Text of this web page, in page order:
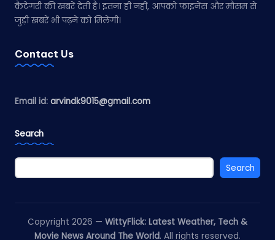
कैटेगरी की खबरें देती है। इतना ही नहीं, आपको फाइनेंस और मौसम से
जुड़ी खबरें भी पढ़ने को मिलेंगी।
Contact Us
Email id: arvindk9015@gmail.com
Search
Search
Copyright 2026 — WittyFlick: Latest Weather, Tech &
Movie News Around The World. All rights reserved.